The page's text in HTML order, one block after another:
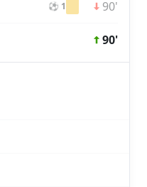
⚽ 1 90'
90'